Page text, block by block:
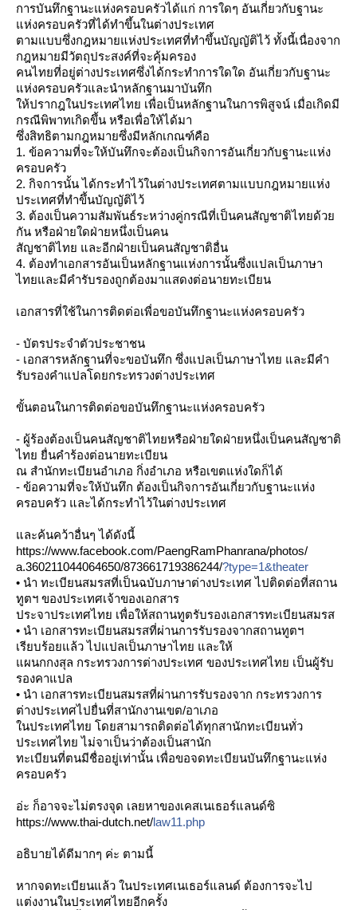
การบันทึกฐานะแห่งครอบครัวได้แก่ การใดๆ อันเกี่ยวกับฐานะ
ห่งครอบครัวที่ได้ทำขึ้นในต่างประเทศ
ตามแบบซึ่งกฎหมายแห่งประเทศที่ทำขึ้นบัญญัติไว้ ทั้งนี้เนื่องจาก
กฎหมายมีวัตถุประสงค์ที่จะคุ้มครอง
คนไทยที่อยู่ต่างประเทศซึ่งได้กระทำการใดใด อันเกี่ยวกับฐานะ
ห่งครอบครัวและนำหลักฐานมาบันทึก
ห้ปรากฎในประเทศไทย เพื่อเป็นหลักฐานในการพิสูจน์ เมื่อเกิดมี
กรณีพิพาทเกิดขึ้น หรือเพื่อให้ได้มา
ซึ่งสิทธิตามกฎหมายซึ่งมีหลักเกณฑ์คือ
1. ข้อความที่จะให้บันทึกจะต้องเป็นกิจการอันเกี่ยวกับฐานะแห่ง
ครอบครัว
2. กิจการนั้น ได้กระทำไว้ในต่างประเทศตามบบกฎหมายแห่ง
ประเทศที่ทำขึ้นบัญญัติไว้
3. ต้องเป็นความสัมพันธ์ระหว่างคู่กรณีที่เป็นคนสัญชาติไทด้ว
กัน หรือฝ่ายใดฝ่ายหนึ่งเป็นคน
สัญชาติไทย และอีกฝ่ายเป็นคนสัญชาติอื่น
4. ต้องทำเอกสารอันเป็นหลักฐานห่งการนั้นซึ่งแปลเป็นภาษา
ไทยและมีคำรับรองถูกต้องมาสดงต่อนายทะเบียน
เอกสารที่ใช้ในการติดต่อเพื่อขอบันทึกฐานะแห่งครอบครัว
- บัตรประจำตัวประชาชน
- เอกสารหลักฐานที่จะขอบันทึก ซึ่งแปลเป็นภาษาไทย และมีคำ
รับรองคำแปลโดยกระทรวงต่างประเทศ
ขั้นตอนในการติดต่อขอบันทึกฐานะแห่งครอบครัว
- ผู้ร้องต้องเป็นคนสัญชาติไทหรือฝ่ายใดฝ่ายหนึ่งเป็นคนสัญชาติ
ไทย ยื่นคำร้องต่อนายทะเบียน
ณ สำนักทะเบียนอำเภอ กิ่งอำเภอ หรือเขตแห่งใดก็ได้
- ข้อความที่จะให้บันทึก ต้องเป็นกิจการอันเกี่ยวกับฐานะแห่ง
ครอบครัว และได้กระทำไว้ในต่างประเทศ
ละค้นคว้าอื่นๆ ได้ดังนี้
https://www.facebook.com/PaengRamPhanrana/photos/
a.360211044064650/873661719386244/?type=1&theater
• นำ ทะเบียนสมรสที่เป็นฉบับภาษาต่างประเทศ ไปติดต่อที่สถาน
ทูตฯ ของประเทศเจ้าของเอกสาร
ประจาประเทศไทย เพื่อให้สถานทูตรับรองเอกสารทะเบียนสมรส
• นำ เอกสารทะเบียนสมรสที่ผ่านการรับรองจากสถานทูตฯ
เรียบร้อยแล้ว ไปแปลเป็นภาษาไทย และให้
ผนกกงสุล กระทรวงการต่างประเทศ ของประเทศไทย เป็นผู้รับ
รองคาแปล
• นำ เอกสารทะเบียนสมรสที่ผ่านการรับรองจาก กระทรวงการ
ต่างประเทศไปยื่นที่สานักงานเขต/อาเภอ
นประเทศไทย โดยสามารถติดต่อได้ทุกสานักทะเบียนทั่ว
ประเทศไทย ไม่จาเป็นว่าต้องเป็นสานัก
ทะเบียนที่ตนมีชื่ออยู่เท่านั้น เพื่อขอจดทะเบียนบันทึกฐานะห่ง
ครอบครัว
อ่ะ ก็อาจจะไม่ตรงจุด เลยหาของเคสเนเธอร์แลนด์ซิ
https://www.thai-dutch.net/law11.php
อธิบายได้ดีมากๆ ค่ะ ตามนี้
หากจดทะเบียนแล้ว ในประเทศเนเธอร์แลนด์ ต้องการจะไป
ต่งงานในประเทศไทยอีกครั้ง